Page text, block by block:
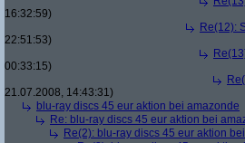
16:32:59)
Re(12):
22:51:53)
00:33:15)
21.07.2008, 14:43:31)
blu-ray discs 45 eur aktion bei amazonde
Re: blu-ray discs 45 eur aktion bei
Re(2): blu-ray discs 45 eur aktion